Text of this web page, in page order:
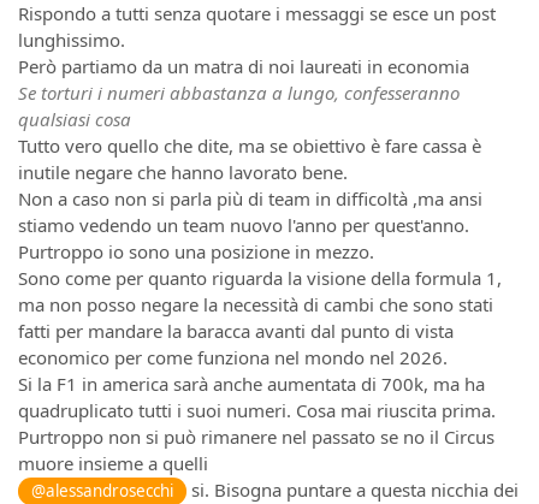
Rispondo a tutti senza quotare i messaggi se esce un post
lunghissimo.
Però partiamo da un matra di noi laureati in economia
Se torturi i numeri abbastanza a lungo, confesseranno
qualsiasi cosa
Tutto vero quello che dite, ma se obiettivo è fare cassa è
inutile negare che hanno lavorato bene.
Non a caso non si parla più di team in difficoltà ,ma ansi
stiamo vedendo un team nuovo l'anno per quest'anno.
Purtroppo io sono una posizione in mezzo.
Sono come per quanto riguarda la visione della formula 1,
ma non posso negare la necessità di cambi che sono stati
fatti per mandare la baracca avanti dal punto di vista
economico per come funziona nel mondo nel 2026.
Si la F1 in america sarà anche aumentata di 700k, ma ha
quadruplicato tutti i suoi numeri. Cosa mai riuscita prima.
Purtroppo non si può rimanere nel passato se no il Circus
muore insieme a quelli
@alessandrosecchi si. Bisogna puntare a questa nicchia dei